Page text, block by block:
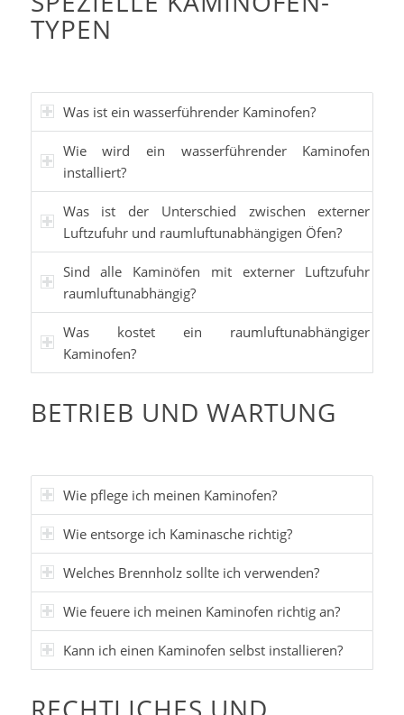
TYPEN
Was ist ein wasserführender Kaminofen?
Wie wird ein wasserführender Kaminofen
installiert?
Was ist der Unterschied zwischen externer
Luftzufuhr und raumluftunabhängigen Öfen?
Sind alle Kaminöfen mit externer Luftzufuhr
raumluftunabhängig?
Was kostet ein raumluftunabhängiger
Kaminofen?
BETRIEB UND WARTUNG
Wie pflege ich meinen Kaminofen?
Wie entsorge ich Kaminasche richtig?
Welches Brennholz sollte ich verwenden?
Wie feuere ich meinen Kaminofen richtig an?
Kann ich einen Kaminofen selbst installieren?